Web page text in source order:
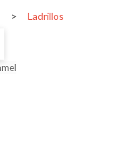
>
Ladrillos